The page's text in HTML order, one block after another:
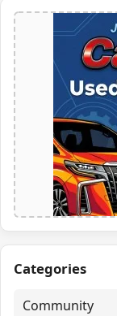
Categories
Community